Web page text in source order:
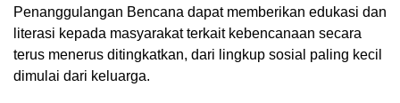
Penanggulangan Bencana dapat memberikan edukasi dan
literasi kepada masyarakat terkait kebencanaan secara
terus menerus ditingkatkan, dari lingkup sosial paling kecil
dimulai dari keluarga.